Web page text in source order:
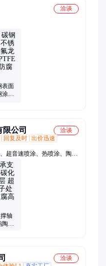
洽谈
表面
涂层
公司
洽谈
回复及时 出价迅速
超音速喷涂、热喷涂、陶瓷
轴
瓷
洽谈